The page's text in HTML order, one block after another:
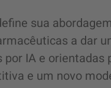
sua
a dar
IA e
e um novo